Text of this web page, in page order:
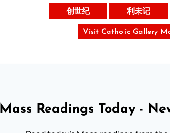
创世纪 利未记
Visit Catholic Gallery
Mass Readings Today -